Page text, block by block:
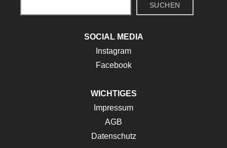
SUCHEN
SOCIAL MEDIA
Instagram
Facebook
WICHTIGES
Impressum
AGB
Datenschutz